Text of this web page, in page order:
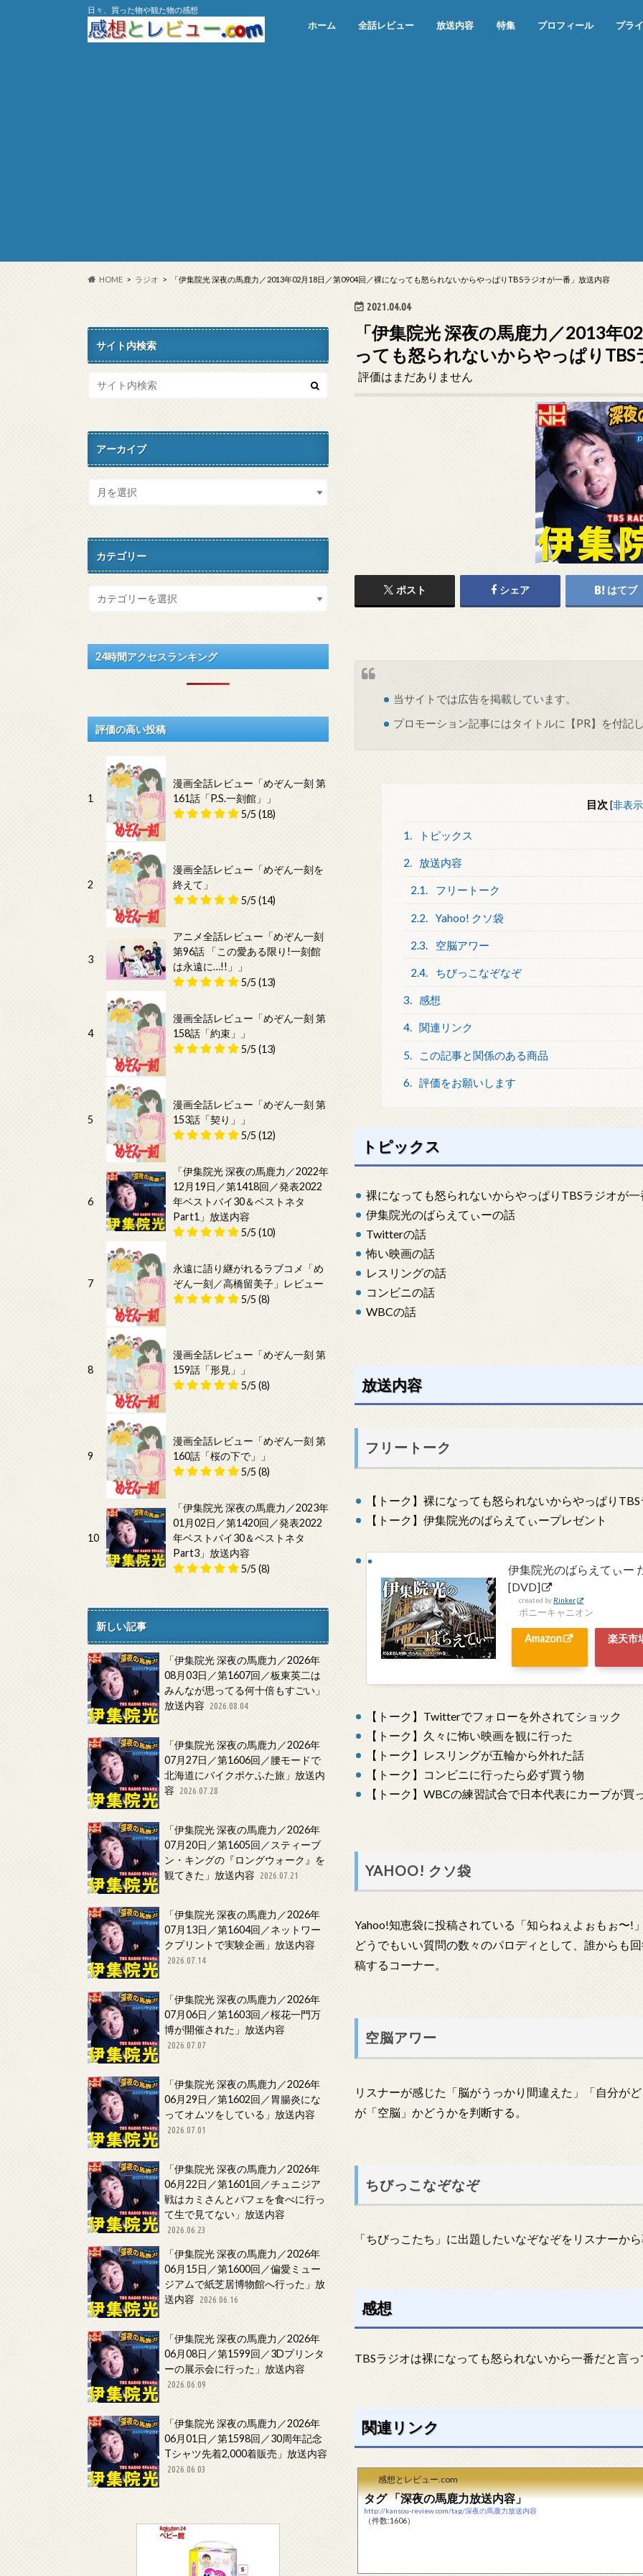
日々、買った物や観た物の感想
ホーム 全話レビュー 放送内容 特集 プロフィール プラ
HOME ラジオ 「伊集院光 深夜の馬鹿力／2013年02月18日／第0904回／裸になっても怒られないからやっぱりTBSラジオが一番」放送内容
2021.04.04
「伊集院光 深夜の馬鹿力／2013年
っても怒られないからやっぱり
評価はまだありません
ポスト シェア はてブ
当サイトでは広告を掲載しています。
プロモーション記事にはタイトルに【PR】を付記
目次 [非表示
1. トピックス
2. 放送内容
2.1. フリートーク
2.2. Yahoo! クソ袋
2.3. 空脳アワー
2.4. ちびっこなぞなぞ
3. 感想
4. 関連リンク
5. この記事と関係のある商品
6. 評価をお願いします
トピックス
裸になっても怒られないからやっぱりTBSラジオが一
伊集院光のばらえてぃーの話
Twitterの話
怖い映画の話
レスリングの話
コンビニの話
WBCの話
放送内容
フリートーク
【トーク】裸になっても怒られないからやっぱり
【トーク】伊集院光のばらえてぃープレゼント
伊集院光のばらえてぃー
[DVD]
created by Rinker
ポニーキャニオン
Amazon 楽天市
【トーク】Twitterでフォローを外されてショック
【トーク】久々に怖い映画を観に行った
【トーク】レスリングが五輪から外れた話
【トーク】コンビニに行ったら必ず買う物
【トーク】WBCの練習試合で日本代表にカープが買
YAHOO! クソ袋
Yahoo!知恵袋に投稿されている「知らねぇよぉもぉ〜!
どうでもいい質問の数々のパロディとして、誰からも
稿するコーナー。
空脳アワー
リスナーが感じた「脳がうっかり間違えた」「自分が
が「空脳」かどうかを判断する。
ちびっこなぞなぞ
「ちびっこたち」に出題したいなぞなぞをリスナーか
感想
TBSラジオは裸になっても怒られないから一番だと言
関連リンク
感想とレビュー.com
タグ 「深夜の馬鹿力放送内容」
http://kansou-review.com/tag/深夜の馬鹿力放送内容
（件数:1606）
サイト内検索
アーカイブ
カテゴリー
24時間アクセスランキング
評価の高い投稿
1
漫画全話レビュー「めぞん一刻 第
161話「P.S.一刻館」」
5/5 (18)
2
漫画全話レビュー「めぞん一刻を
終えて」
5/5 (14)
3
アニメ全話レビュー「めぞん一刻
第96話 「この愛ある限り!一刻館
は永遠に…!!」」
5/5 (13)
4
漫画全話レビュー「めぞん一刻 第
158話「約束」」
5/5 (13)
5
漫画全話レビュー「めぞん一刻 第
153話「契り」」
5/5 (12)
6
「伊集院光 深夜の馬鹿力／2022年
12月19日／第1418回／発表2022
年ベストバイ30＆ベストネタ
Part1」放送内容
5/5 (10)
7
永遠に語り継がれるラブコメ「め
ぞん一刻／高橋留美子」レビュー
5/5 (8)
8
漫画全話レビュー「めぞん一刻 第
159話「形見」」
5/5 (8)
9
漫画全話レビュー「めぞん一刻 第
160話「桜の下で」」
5/5 (8)
10
「伊集院光 深夜の馬鹿力／2023年
01月02日／第1420回／発表2022
年ベストバイ30＆ベストネタ
Part3」放送内容
5/5 (8)
新しい記事
「伊集院光 深夜の馬鹿力／2026年
08月03日／第1607回／板東英二は
みんなが思ってる何十倍もすごい」
放送内容
2026.08.04
「伊集院光 深夜の馬鹿力／2026年
07月27日／第1606回／腰モードで
北海道にバイクポケふた旅」放送内
容
2026.07.28
「伊集院光 深夜の馬鹿力／2026年
07月20日／第1605回／スティーブ
ン・キングの『ロングウォーク』を
観てきた」放送内容
2026.07.21
「伊集院光 深夜の馬鹿力／2026年
07月13日／第1604回／ネットワー
クプリントで実験企画」放送内容
2026.07.14
「伊集院光 深夜の馬鹿力／2026年
07月06日／第1603回／桜花一門万
博が開催された」放送内容
2026.07.07
「伊集院光 深夜の馬鹿力／2026年
06月29日／第1602回／胃腸炎にな
ってオムツをしている」放送内容
2026.07.01
「伊集院光 深夜の馬鹿力／2026年
06月22日／第1601回／チュニジア
戦はカミさんとパフェを食べに行っ
て生で見てない」放送内容
2026.06.23
「伊集院光 深夜の馬鹿力／2026年
06月15日／第1600回／偏愛ミュー
ジアムで紙芝居博物館へ行った」放
送内容
2026.06.16
「伊集院光 深夜の馬鹿力／2026年
06月08日／第1599回／3Dプリンタ
ーの展示会に行った」放送内容
2026.06.09
「伊集院光 深夜の馬鹿力／2026年
06月01日／第1598回／30周年記念
Tシャツ先着2,000着販売」放送内容
2026.06.03